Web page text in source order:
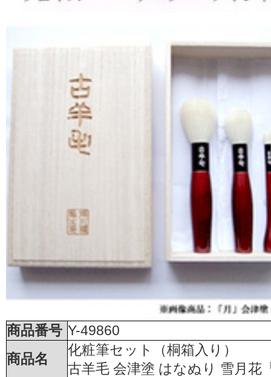
商品番号 Y-49860
商品名
化粧筆セット（桐箱入り）
古羊毛 会津塗 はなぬり 雪月花